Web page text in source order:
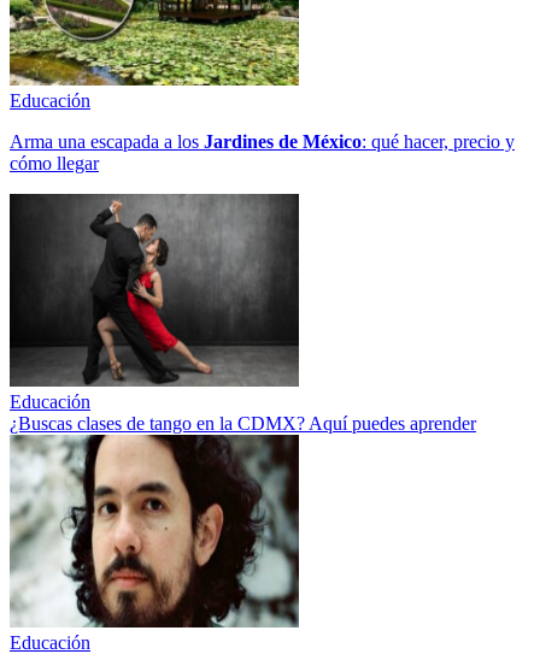
Educación
Arma una escapada a los Jardines de México: qué hacer, precio y
cómo llegar
Educación
¿Buscas clases de tango en la CDMX? Aquí puedes aprender
Educación